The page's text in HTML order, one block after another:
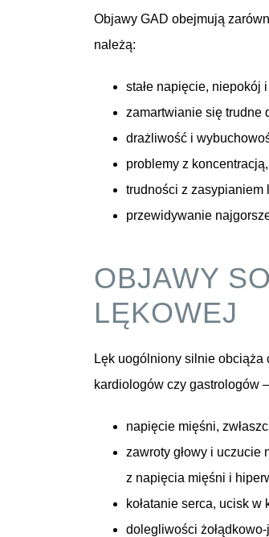
Objawy GAD obejmują
należą:
stałe napięcie, niepokój
zamartwianie się trudne
drażliwość i
problemy z
trudności z zasypianiem
przewidywanie
OBJAWY
LĘKOWEJ
Lęk uogólniony silnie obciąża
kardiologów czy gastrologów
napięcie mięśni,
zawroty głowy i
z napięcia mięśni i
kołatanie serca, ucisk w
dolegliwości